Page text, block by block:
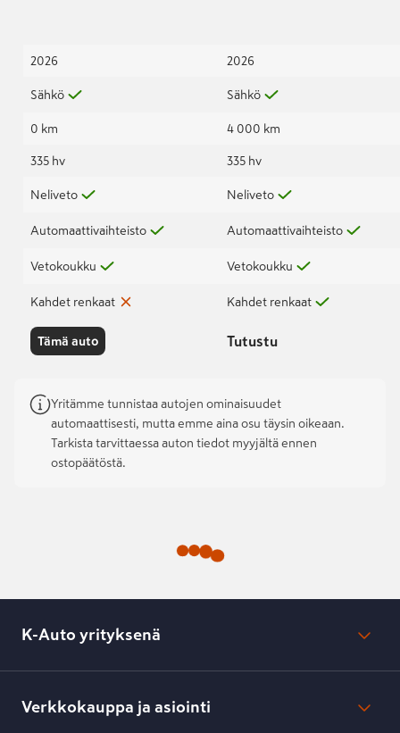
2026
Sähkö
0 km
335 hv
Neliveto
Automaattivaihteisto
Vetokoukku
Kahdet renkaat
Tämä auto
2026
Sähkö
4 000 km
335 hv
Neliveto
Automaattivaihteisto
Vetokoukku
Kahdet renkaat
Tutustu
Yritämme tunnistaa autojen ominaisuudet
automaattisesti, mutta emme aina osu täysin oikeaan.
Tarkista tarvittaessa auton tiedot myyjältä ennen
ostopäätöstä.
K-Auto yrityksenä
Lehdistötiedotteet
Toimipisteiden yhteystiedot
Verkkokauppa ja asiointi